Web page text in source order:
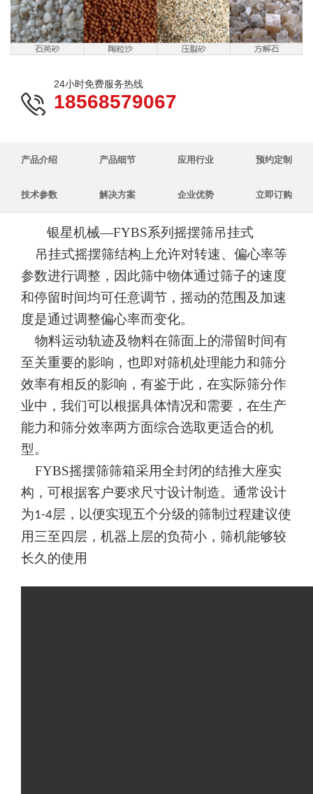
24小时免费服务热线
18568579067
产品介绍 产品细节 应用行业 预约定制
技术参数 解决方案 企业优势 立即订购
银星机械—FYBS系列摇摆筛吊挂式
吊挂式摇摆筛结构上允许对转速、偏心率等
参数进行调整，因此筛中物体通过筛子的速度
和停留时间均可任意调节，摇动的范围及加速
度是通过调整偏心率而变化。
物料运动轨迹及物料在筛面上的滞留时间有
至关重要的影响，也即对筛机处理能力和筛分
效率有相反的影响，有鉴于此，在实际筛分作
业中，我们可以根据具体情况和需要，在生产
能力和筛分效率两方面综合选取更适合的机
型。
FYBS摇摆筛筛箱采用全封闭的结推大座实
构，可根据客户要求尺寸设计制造。通常设计
为1-4层，以便实现五个分级的筛制过程建议使
用三至四层，机器上层的负荷小，筛机能够较
长久的使用